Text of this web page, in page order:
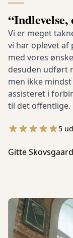
Vi er meget
vi har oplevet af
med vores
desuden udført
men ikke
assisteret i
til det offentlige.
5
Gitte